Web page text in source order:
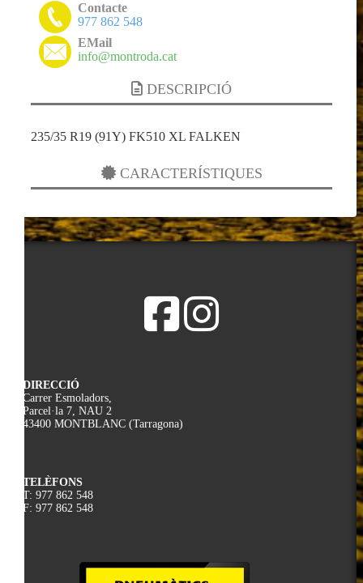
Contacte
977 862 548
EMail
info@montroda.cat
DESCRIPCIÓ
235/35 R19 (91Y) FK510 XL FALKEN
CARACTERÍSTIQUES
DIRECCIÓ
Carrer Esmoladors,
Parcel·la 7, NAU 2
43400 MONTBLANC (Tarragona)
TELÈFONS
T: 977 862 548
F: 977 862 548